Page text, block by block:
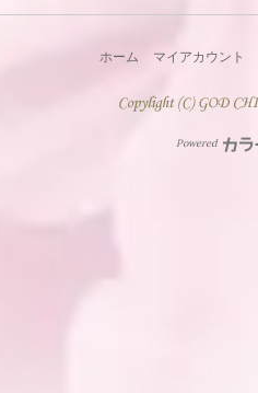
ホーム マイアカウント
Powered